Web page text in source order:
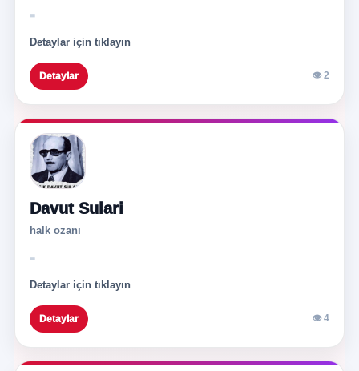
-
Detaylar için tıklayın
Detaylar 👁 2
Davut Sulari
halk ozanı
-
Detaylar için tıklayın
Detaylar 👁 4